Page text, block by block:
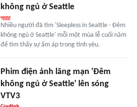
không ngủ ở Seattle
Nhiều người đã tìm 'Sleepless in Seattle - Đêm
không ngủ ở Seattle' mỗi một mùa lễ cuối năm
để tìm thấy sự ấm áp trong tình yêu.
Phim điện ảnh lãng mạn 'Đêm
không ngủ ở Seattle' lên sóng
VTV3